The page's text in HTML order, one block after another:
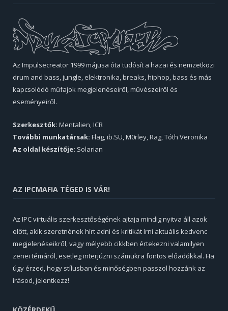
Az Impulsecreator 1999 májusa óta tudósít a hazai és nemzetközi
drum and bass, jungle, elektronika, breaks, hiphop, bass és más
kapcsolódó műfajok megjelenéseiről, művészeiről és
eseményeiről.
Szerkesztők: Mentalien, ICR
További munkatársak: Flag, ib.SU, M0rley, Rag, Tóth Veronika
Az oldal készítője: Solarian
AZ IPCMAFIA TÉGED IS VÁR!
Az IPC virtuális szerkesztőségének ajtaja mindig nyitva áll azok
előtt, akik szeretnének hírt adni és kritikát írni aktuális kedvenc
megjelenéseikről, vagy mélyebb cikkben értekezni valamilyen
zenei témáról, esetleg interjúzni számukra fontos előadókkal. Ha
úgy érzed, hogy stílusban és minőségben passzol hozzánk az
írásod, jelentkezz!